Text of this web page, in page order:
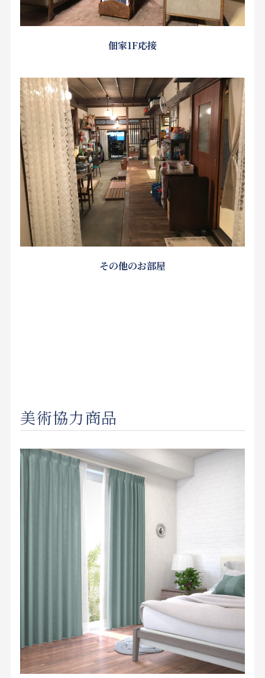
佃家1F応接
その他のお部屋
美術協力商品